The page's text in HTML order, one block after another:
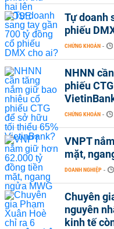
Tự doanh
phiếu
CHỨNG KHOÁN -
NHNN
phiếu
CHỨNG KHOÁN -
VNPT
mặt,
DOANH NGHIỆP -
Chuyên
nguyên
kinh tế